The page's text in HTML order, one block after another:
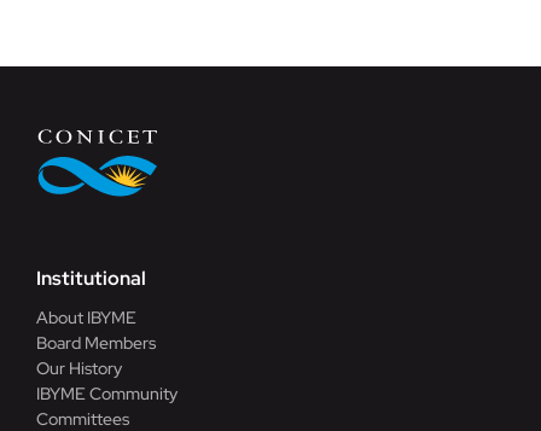
Institutional
About IBYME
Board Members
Our History
IBYME Community
Committees